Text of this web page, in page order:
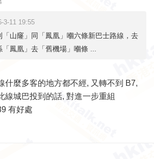
3-11 19:55
山窿」同「鳳凰」嗰六條新巴士路線，去
鳳凰」去「舊機場」嗰條 ...
什麼多客的地方都不經, 又轉不到 B7,
線城巴投到的話, 對進一步重組
有好處